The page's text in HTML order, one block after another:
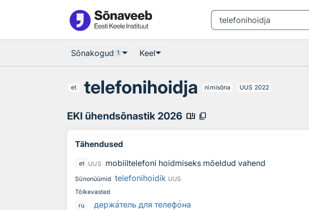
Sõnakogud 1 Keel
et telefonihoidja nimisõna UUS 2022
EKI ühendsõnastik 2026 book_ribbon content_copy
Tähendused
et UUS mobiiltelefoni hoidmiseks mõeldud vahend
Sünonüümid telefonihoidik UUS
Tõlkevasted
ru
держатель для телефона